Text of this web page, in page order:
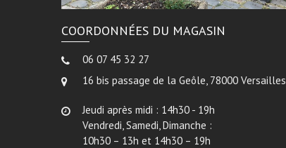
COORDONNÉES DU MAGASIN
06 07 45 32 27
16 bis passage de la Geôle, 78000 Versailles
Jeudi après midi : 14h30 - 19h
Vendredi, Samedi, Dimanche :
10h30 – 13h et 14h30 – 19h